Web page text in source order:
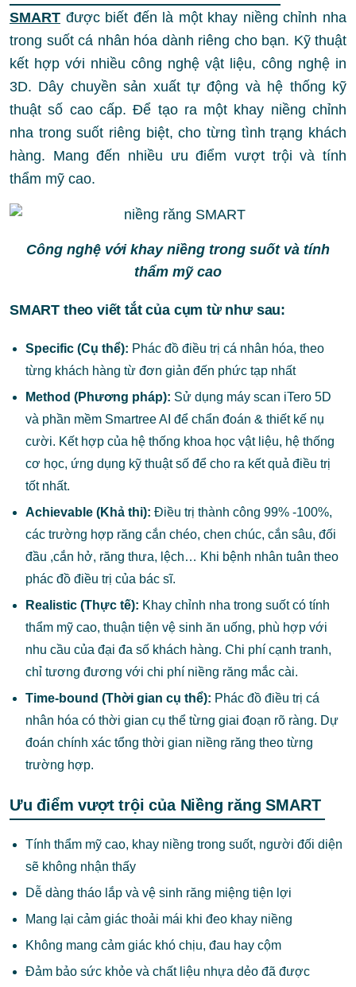
SMART được biết đến là một khay niềng chỉnh nha
trong suốt cá nhân hóa dành riêng cho bạn. Kỹ thuật
kết hợp với nhiều công nghệ vật liệu, công nghệ in
3D. Dây chuyền sản xuất tự động và hệ thống kỹ
thuật số cao cấp. Để tạo ra một khay niềng chỉnh
nha trong suốt riêng biệt, cho từng tình trạng khách
hàng. Mang đến nhiều ưu điểm vượt trội và tính
thẩm mỹ cao.
Công nghệ với khay niềng trong suốt và tính
thẩm mỹ cao
SMART theo viết tắt của cụm từ như sau:
Specific (Cụ thể): Phác đồ điều trị cá nhân hóa, theo
từng khách hàng từ đơn giản đến phức tạp nhất
Method (Phương pháp): Sử dụng máy scan iTero 5D
và phần mềm Smartree AI để chẩn đoán & thiết kế nụ
cười. Kết hợp của hệ thống khoa học vật liệu, hệ thống
cơ học, ứng dụng kỹ thuật số để cho ra kết quả điều trị
tốt nhất.
Achievable (Khả thi): Điều trị thành công 99% -100%,
các trường hợp răng cắn chéo, chen chúc, cắn sâu, đối
đầu ,cắn hở, răng thưa, lệch… Khi bệnh nhân tuân theo
phác đồ điều trị của bác sĩ.
Realistic (Thực tế): Khay chỉnh nha trong suốt có tính
thẩm mỹ cao, thuận tiện vệ sinh ăn uống, phù hợp với
nhu cầu của đại đa số khách hàng. Chi phí cạnh tranh,
chỉ tương đương với chi phí niềng răng mắc cài.
Time-bound (Thời gian cụ thể): Phác đồ điều trị cá
nhân hóa có thời gian cụ thể từng giai đoạn rõ ràng. Dự
đoán chính xác tổng thời gian niềng răng theo từng
trường hợp.
Ưu điểm vượt trội của Niềng răng SMART
Tính thẩm mỹ cao, khay niềng trong suốt, người đối diện
sẽ không nhận thấy
Dễ dàng tháo lắp và vệ sinh răng miệng tiện lợi
Mang lại cảm giác thoải mái khi đeo khay niềng
Không mang cảm giác khó chịu, đau hay cộm
Đảm bảo sức khỏe và chất liệu nhựa dẻo đã được